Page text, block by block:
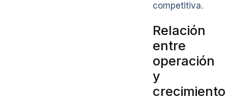
competitiva.
Relación
entre
operación
y
crecimiento